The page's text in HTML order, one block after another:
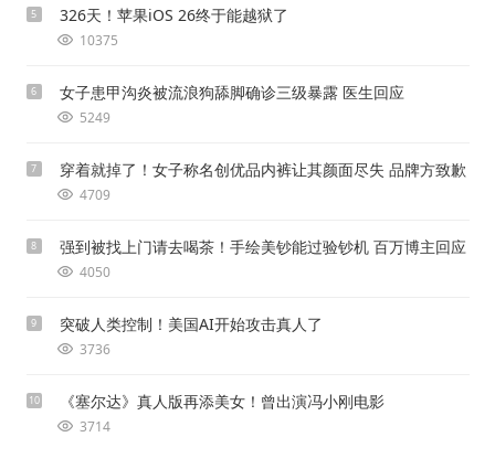
5 326天！苹果iOS 26终于能越狱了
10375
6 女子患甲沟炎被流浪狗舔脚确诊三级暴露 医生回应
5249
7 穿着就掉了！女子称名创优品内裤让其颜面尽失 品牌方致歉
4709
8 强到被找上门请去喝茶！手绘美钞能过验钞机 百万博主回应
4050
9 突破人类控制！美国AI开始攻击真人了
3736
10 《塞尔达》真人版再添美女！曾出演冯小刚电影
3714